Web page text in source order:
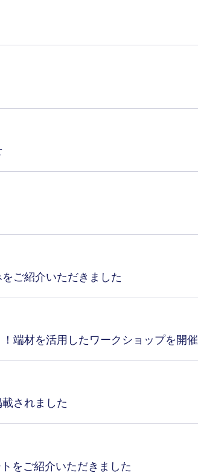
ご紹介いただきました
端材を活用したワークショップを開催
されました
をご紹介いただきました